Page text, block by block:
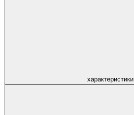
характеристики